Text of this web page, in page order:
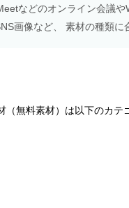
などのオンライン会議
画像など、 素材の種類に
無料素材）は以下のカテ